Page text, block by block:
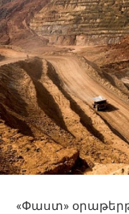
«Փաստ»